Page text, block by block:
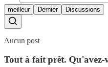
meilleur Dernier Discussions
Aucun post
Tout à fait prêt. Qu'avez-